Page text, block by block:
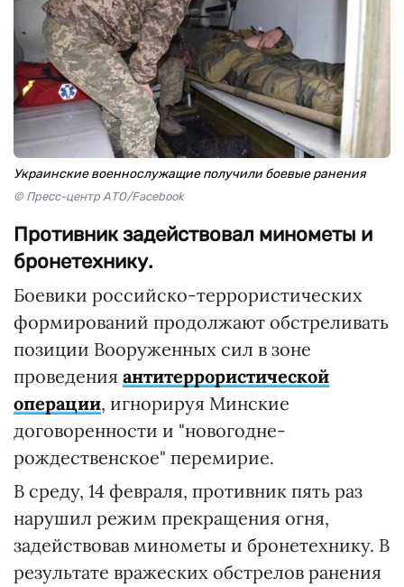
Украинские военнослужащие получили боевые ранения
© Пресс-центр АТО/Facebook
Противник задействовал минометы и
бронетехнику.
Боевики российско-террористических
формирований продолжают обстреливать
позиции Вооруженных сил в зоне
проведения антитеррористической
операции, игнорируя Минские
договоренности и "новогодне-
рождественское" перемирие.
В среду, 14 февраля, противник пять раз
нарушил режим прекращения огня,
задействовав минометы и бронетехнику. В
результате вражеских обстрелов ранения